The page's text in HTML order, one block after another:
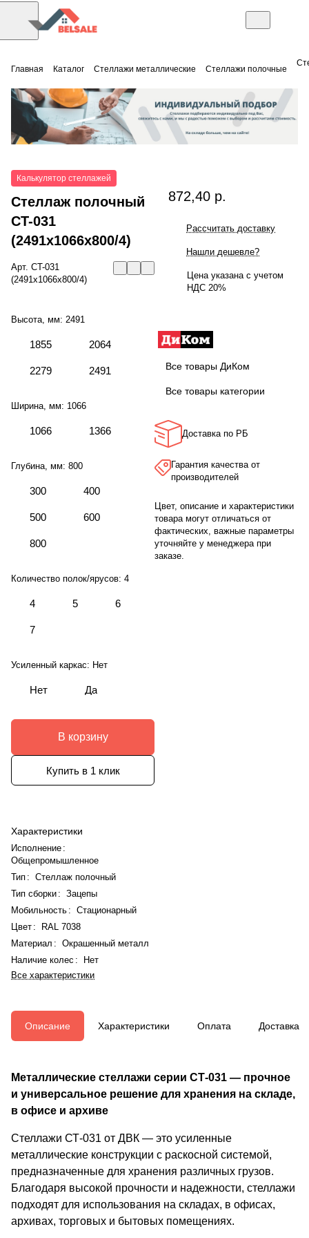
Главная Каталог Стеллажи металлические Стеллажи полочные
Калькулятор стеллажей
Стеллаж полочный
СT-031
(2491x1066x800/4)
Арт. СT-031
(2491x1066x800/4)
Высота, мм: 2491
1855 2064
2279 2491
Ширина, мм: 1066
1066 1366
Глубина, мм: 800
300 400
500 600
800
Количество полок/ярусов: 4
4 5 6
7
Усиленный каркас: Нет
Нет Да
В корзину
Купить в 1 клик
Характеристики
Исполнение :
Общепромышленное
Тип : Стеллаж полочный
Тип сборки: Зацепы
Мобильность : Стационарный
Цвет :
RAL 7038
Материал : Окрашенный металл
Наличие колес :
Нет
Все характеристики
872,40 р.
Рассчитать доставку
Нашли дешевле?
Цена указана с учетом
НДС 20%
Все товары ДиКом
Все товары категории
Доставка по РБ
Гарантия качества от
производителей
Цвет, описание и характеристики
товара могут отличаться от
фактических, важные параметры
уточняйте у менеджера при
заказе.
Описание Характеристики Оплата Доставка
Металлические стеллажи серии СТ-031 — прочное
и универсальное решение для хранения на складе,
в офисе и архиве
Стеллажи СТ-031 от ДВК — это усиленные
металлические конструкции с раскосной системой,
предназначенные для хранения различных грузов.
Благодаря высокой прочности и надежности, стеллажи
подходят для использования на складах, в офисах,
архивах, торговых и бытовых помещениях.